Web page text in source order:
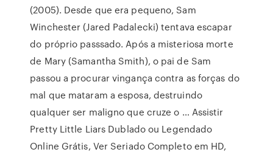
(2005). Desde que era pequeno, Sam
Winchester (Jared Padalecki) tentava escapar
do próprio passsado. Após a misteriosa morte
de Mary (Samantha Smith), o pai de Sam
passou a procurar vingança contra as forças do
mal que mataram a esposa, destruindo
qualquer ser maligno que cruze o … Assistir
Pretty Little Liars Dublado ou Legendado
Online Grátis, Ver Seriado Completo em HD,